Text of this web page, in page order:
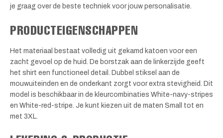
je graag over de beste techniek voor jouw personalisatie.
PRODUCTEIGENSCHAPPEN
Het materiaal bestaat volledig uit gekamd katoen voor een
zacht gevoel op de huid. De borstzak aan de linkerzijde geeft
het shirt een functioneel detail. Dubbel stiksel aan de
mouwuiteinden en de onderkant zorgt voor extra stevigheid. Dit
model is beschikbaar in de kleurcombinaties White-navy-stripes
en White-red-stripe. Je kunt kiezen uit de maten Small tot en
met 3XL.